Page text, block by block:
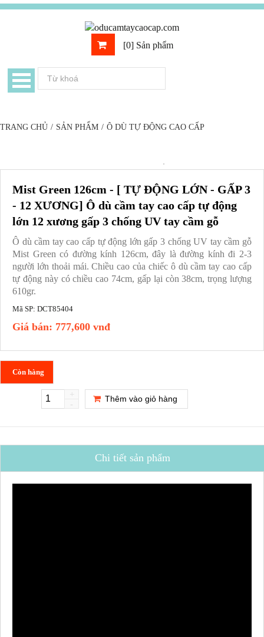
[0] Sản phẩm
TRANG CHỦ / SẢN PHẨM / Ô DÙ TỰ ĐỘNG CAO CẤP
Mist Green 126cm - [ TỰ ĐỘNG LỚN - GẤP 3
- 12 XƯƠNG] Ô dù cầm tay cao cấp tự động
lớn 12 xương gấp 3 chống UV tay cầm gỗ
Ô dù cầm tay cao cấp tự động lớn gấp 3 chống UV tay cầm gỗ
Mist Green có đường kính 126cm, đây là đường kính đi 2-3
người lớn thoải mái. Chiều cao của chiếc ô dù cầm tay cao cấp
tự động này có chiều cao 74cm, gấp lại còn 38cm, trọng lượng
610gr.
Mã SP: DCT85404
Giá bán: 777,600 vnđ
Còn hàng
-
+ Thêm vào giỏ hàng
Chi tiết sản phẩm